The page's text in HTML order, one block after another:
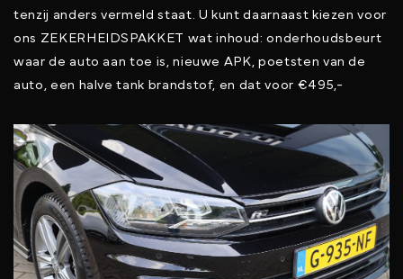
tenzij anders vermeld staat. U kunt daarnaast kiezen voor
ons ZEKERHEIDSPAKKET wat inhoud: onderhoudsbeurt
waar de auto aan toe is, nieuwe APK, poetsten van de
auto, een halve tank brandstof, en dat voor €495,-